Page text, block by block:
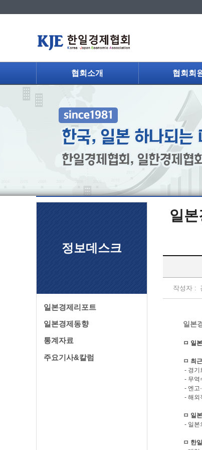
협회소개 협회회
정보데스크
일본경제리포트
일본경제동향
통계자료
주요기사&칼럼
일
작성자 :
일본
ㅁ 일
ㅁ 최
- 경기
- 무역
- 엔고
- 해외
ㅁ 일
- 일본
ㅁ 한